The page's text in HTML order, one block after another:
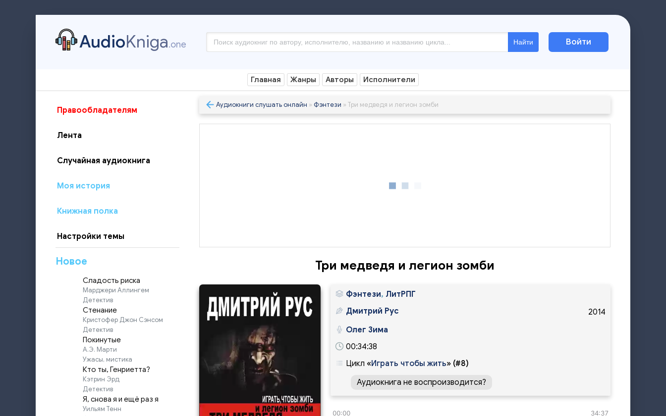
AudioKniga.one Найти Войти
Главная Жанры Авторы Исполнители
Правообладателям
Лента
Случайная аудиокнига
Моя история
Книжная полка
Настройки темы
Новое
Сладость риска
Марджери Аллингем
Детектив
Стенание
Кристофер Джон Сэнсом
Детектив
Покинутые
А.Э. Марти
Ужасы, мистика
Кто ты, Генриетта?
Кэтрин Эрд
Детектив
Я, снова я и ещё раз я
Уильям Тенн
Аудиокниги слушать онлайн » Фэнтези » Три медведя и легион зомби
Три медведя и легион зомби
Фэнтези, ЛитРПГ
2014
Дмитрий Рус
Олег Зима
00:34:38
Цикл «Играть чтобы жить» (#8)
Аудиокнига не воспроизводится?
00:00 34:37